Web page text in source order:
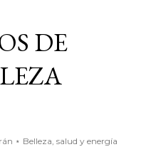
DE
⋆ Belleza, salud y energía